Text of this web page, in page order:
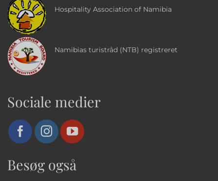
Hospitality Association of Namibia
Namibias turistråd (NTB) registreret
Sociale medier
Besøg også